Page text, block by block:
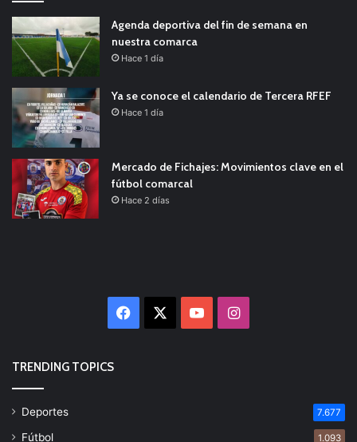
Agenda deportiva del fin de semana en
nuestra comarca
Hace 1 día
Ya se conoce el calendario de Tercera RFEF
Hace 1 día
Mercado de Fichajes: Movimientos clave en el
fútbol comarcal
Hace 2 días
Facebook YouTubeInstagram
TRENDING TOPICS
Deportes 7.677
Fútbol 1.093